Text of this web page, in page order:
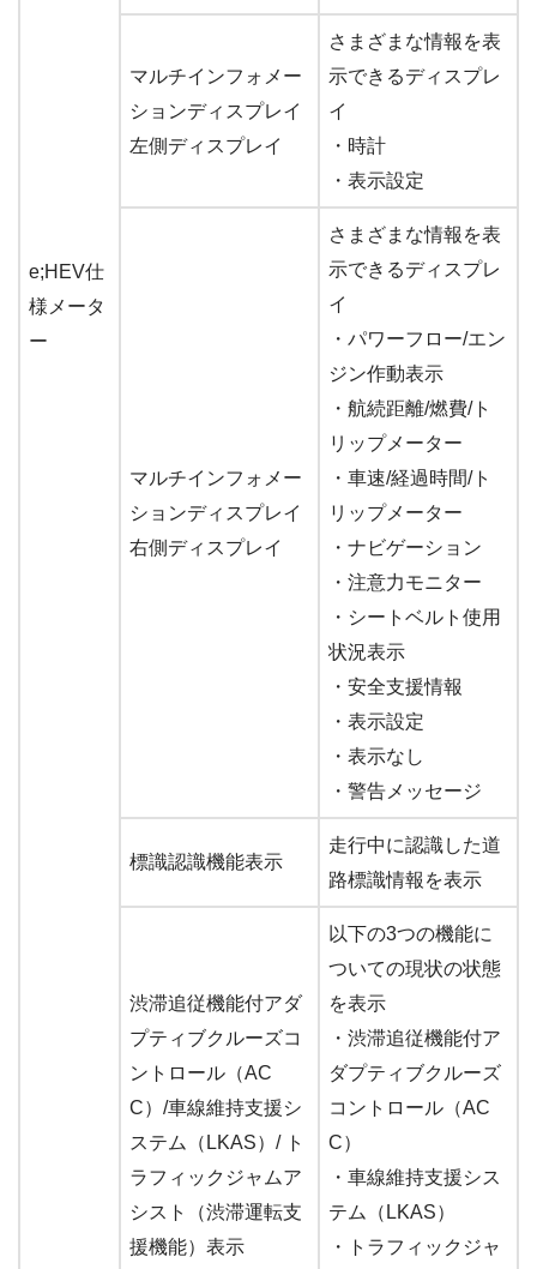
e;HEV仕
様メータ
ー
マルチインフォメー
ションディスプレイ
左側ディスプレイ
さまざまな情報を表
示できるディスプレ
イ
・時計
・表示設定
マルチインフォメー
ションディスプレイ
右側ディスプレイ
さまざまな情報を表
示できるディスプレ
イ
・パワーフロー/エン
ジン作動表示
・航続距離/燃費/ト
リップメーター
・車速/経過時間/ト
リップメーター
・ナビゲーション
・注意力モニター
・シートベルト使用
状況表示
・安全支援情報
・表示設定
・表示なし
・警告メッセージ
標識認識機能表示
走行中に認識した道
路標識情報を表示
渋滞追従機能付アダ
プティブクルーズコ
ントロール（AC
C）/車線維持支援シ
ステム（LKAS）/ ト
ラフィックジャムア
シスト（渋滞運転支
援機能）表示
以下の3つの機能に
ついての現状の状態
を表示
・渋滞追従機能付ア
ダプティブクルーズ
コントロール（AC
C）
・車線維持支援シス
テム（LKAS）
・トラフィックジャ